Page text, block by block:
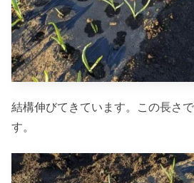
結構伸びてきています。この長さ
す。